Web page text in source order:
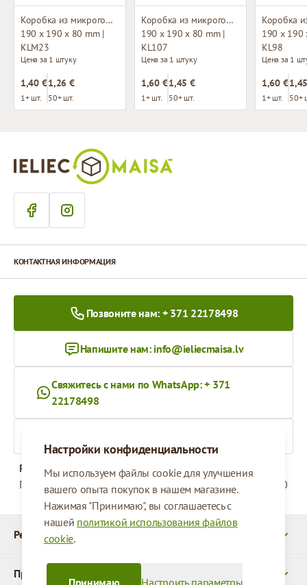
Коробка из микрогофрокартона с окном
190 x 190 x 80 mm |
KLM23
Цена за 1 штуку
1,40 €
1+ шт.
1,26 €
50+ шт.
Коробка из микрогофрокартона с окном
190 x 190 x 80 mm |
KL107
Цена за 1 штуку
1,60 €
1+ шт.
1,45 €
50+ шт.
190 x 190
KL98
Цена за 1
1,60 €
1+ шт. 50+
Настройки конфиденциальности
Мы используем файлы cookie для улучшения
вашего опыта покупок в нашем магазине.
Нажимая "Принимаю", вы соглашаетесь с
нашей политикой использования файлов
cookie.
Настроить параметры
Принимаю
Реквизиты
Продукты
КОНТАКТНАЯ ИНФОРМАЦИЯ
Позвоните нам: + 371 22178498
Напишите нам: info@ieliecmaisa.lv
Свяжитесь с нами по WhatsApp: + 371
22178498
Рабочее время
Понедельник - Пятница
09:00 - 17:00